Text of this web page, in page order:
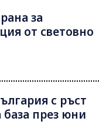
за
от световно
с ръст
през юни